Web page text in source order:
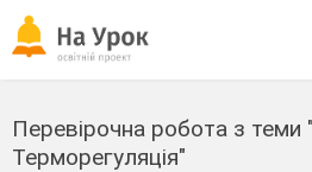
Перевірочна робота з теми
Терморегуляція"